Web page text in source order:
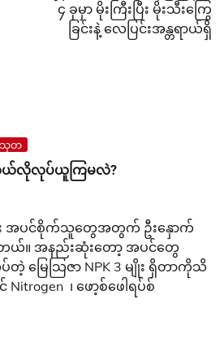
၄ ခုမှာ မိုးကြီးပြီး မိုးသီးကြွေ
ခြင်းနဲ့ လေပြင်းအန္တရာယ်ရှိ
သုတ
ယ်လိုလုပ်ယူကြမလဲ?
း အပင်စိုက်သူတွေအတွက် ဦးနှောက်
ယ်။ အနည်းဆုံးတော့ အပင်တွေ
မြေသြဇာ NPK 3 မျိုး ရှိတာကိုသိ
၊ ဖော့စ်ဖေါရပ်စ်